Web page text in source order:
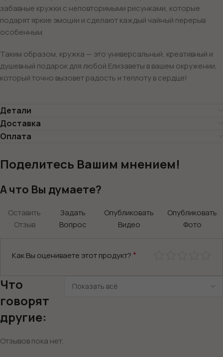
забавные кружки с неповторимыми рисунками, которые
подарят яркие эмоции и сделают каждый чайный перерыв
особенным.
Таким образом, кружка — это универсальный, креативный и
душевный подарок для любой Елизаветы в вашем окружении,
который точно вызовет радость и теплоту в сердце!
Детали
Доставка
Оплата
Поделитесь Вашим мнением!
А что Вы думаете?
Оставить
Отзыв
Задать
Вопрос
Опубликовать
Видео
Опубликовать
Фото
Как Вы оцениваете этот продукт? *
Что
говорят
другие:
Отзывов пока нет.